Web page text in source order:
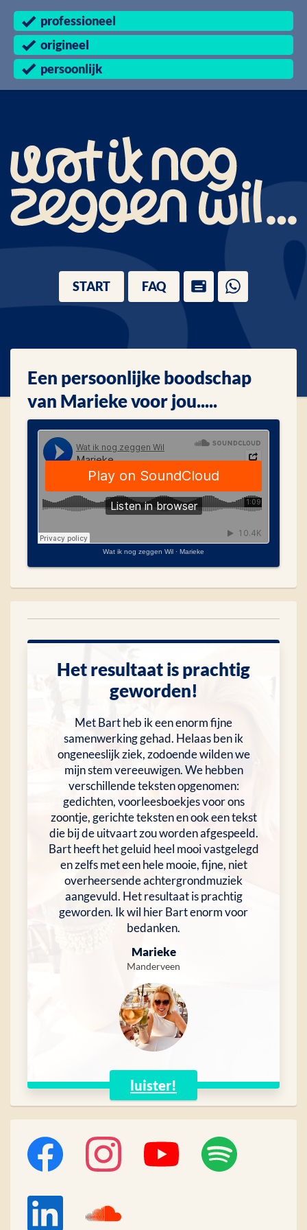
professioneel
origineel
persoonlijk
START FAQ
Een persoonlijke boodschap
van Marieke voor jou.....
Wat ik nog zeggen Wil · Marieke
Het resultaat is prachtig
geworden!
Met Bart heb ik een enorm fijne
samenwerking gehad. Helaas ben ik
ongeneeslijk ziek, zodoende wilden we
mijn stem vereeuwigen. We hebben
verschillende teksten opgenomen:
gedichten, voorleesboekjes voor ons
zoontje, gerichte teksten en ook een tekst
die bij de uitvaart zou worden afgespeeld.
Bart heeft het geluid heel mooi vastgelegd
en zelfs met een hele mooie, fijne, niet
overheersende achtergrondmuziek
aangevuld. Het resultaat is prachtig
geworden. Ik wil hier Bart enorm voor
bedanken.
Marieke
Manderveen
luister!